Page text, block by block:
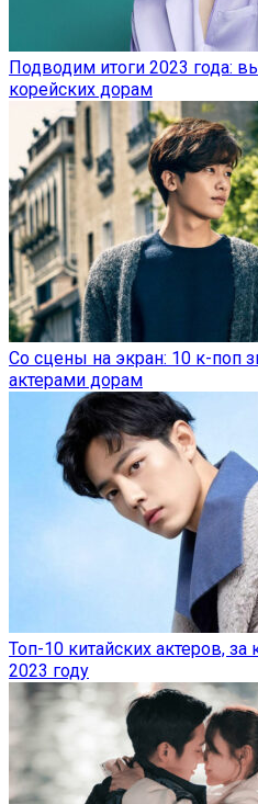
Подводим итоги 2023 года:
корейских дорам
Со сцены на экран: 10 к-поп
актерами дорам
Топ-10 китайских актеров,
2023 году